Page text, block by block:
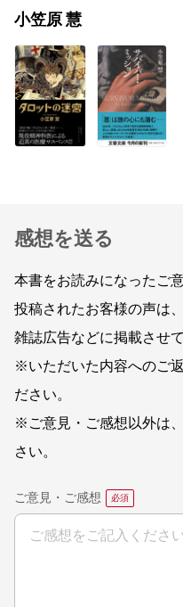
小笠原 慧
感想を送る
本書をお読みになったご
投稿されたお客様の声は
雑誌広告などに掲載させ
※いただいた内容へのご
ださい。
※ご意見・ご感想以外は、
さい。
ご意見・ご感想